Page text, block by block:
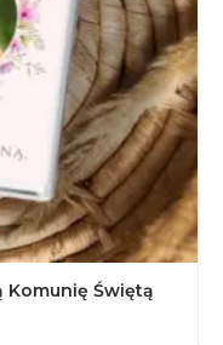
Komunię Świętą